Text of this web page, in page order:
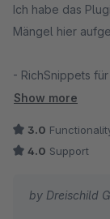
Ich habe das
Mängel hier
- RichSnippets
- Aggregate
Programm zur
Show more
3.0
4.0 Support
by Dreischild